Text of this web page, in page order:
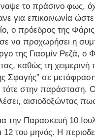
το πράσινο φως,
για επικοινωνία
ο πρόεδρος της Φάρις
να προχωρήσει η
της Γιασμίν Ρεζά,
καθώς τη
Σφαγής” σε
στην παράσταση. Ο
αισιοδοξώντας
την Παρασκευή 10
12 του μηνός. Η